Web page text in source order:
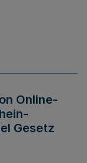
Online-
Gesetz